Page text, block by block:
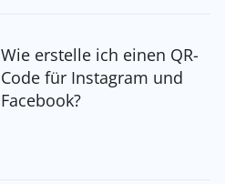
Wie erstelle ich einen QR-
Code für Instagram und
Facebook?